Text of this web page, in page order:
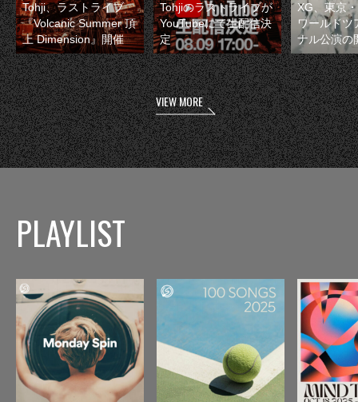
Tohji、ラストライブ
『Volcanic Summer 頂
上 Dimension』開催
Tohjiのラストライブが
YouTubeにて生配信決
定
XG、東京
ワールドツ
ナル公演の
VIEW MORE
PLAYLIST